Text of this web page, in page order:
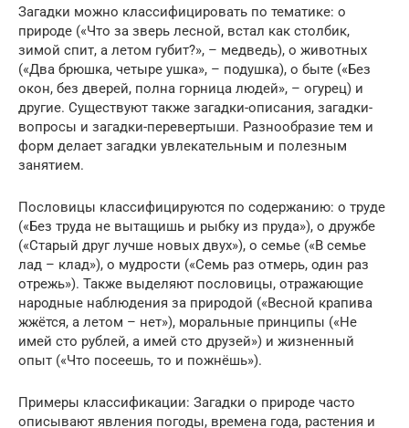
Загадки можно классифицировать по тематике: о
природе («Что за зверь лесной, встал как столбик,
зимой спит, а летом губит?», – медведь), о животных
(«Два брюшка, четыре ушка», – подушка), о быте («Без
окон, без дверей, полна горница людей», – огурец) и
другие. Существуют также загадки-описания, загадки-
вопросы и загадки-перевертыши. Разнообразие тем и
форм делает загадки увлекательным и полезным
занятием.
Пословицы классифицируются по содержанию: о труде
(«Без труда не вытащишь и рыбку из пруда»), о дружбе
(«Старый друг лучше новых двух»), о семье («В семье
лад – клад»), о мудрости («Семь раз отмерь, один раз
отрежь»). Также выделяют пословицы, отражающие
народные наблюдения за природой («Весной крапива
жжётся, а летом – нет»), моральные принципы («Не
имей сто рублей, а имей сто друзей») и жизненный
опыт («Что посеешь, то и пожнёшь»).
Примеры классификации: Загадки о природе часто
описывают явления погоды, времена года, растения и